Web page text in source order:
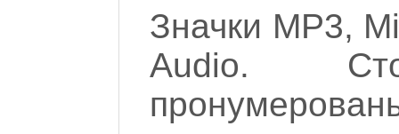
Значки МР3,
Audio.